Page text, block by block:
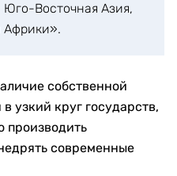
Юго-Восточная Азия,
собственной
узкий круг государств,
производить
современные